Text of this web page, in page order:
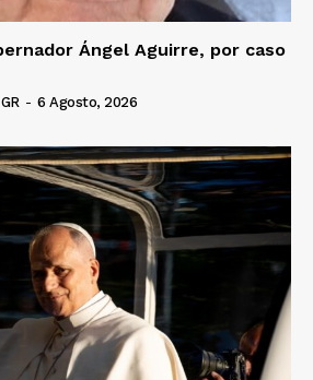
Ángel Aguirre, por caso
- 6 Agosto, 2026